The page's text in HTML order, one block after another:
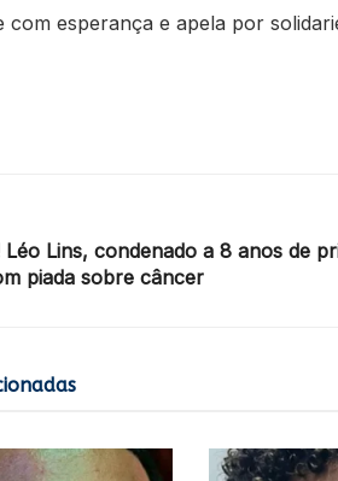
com esperança e apela por
Léo Lins, condenado a 8 anos de
piada sobre câncer